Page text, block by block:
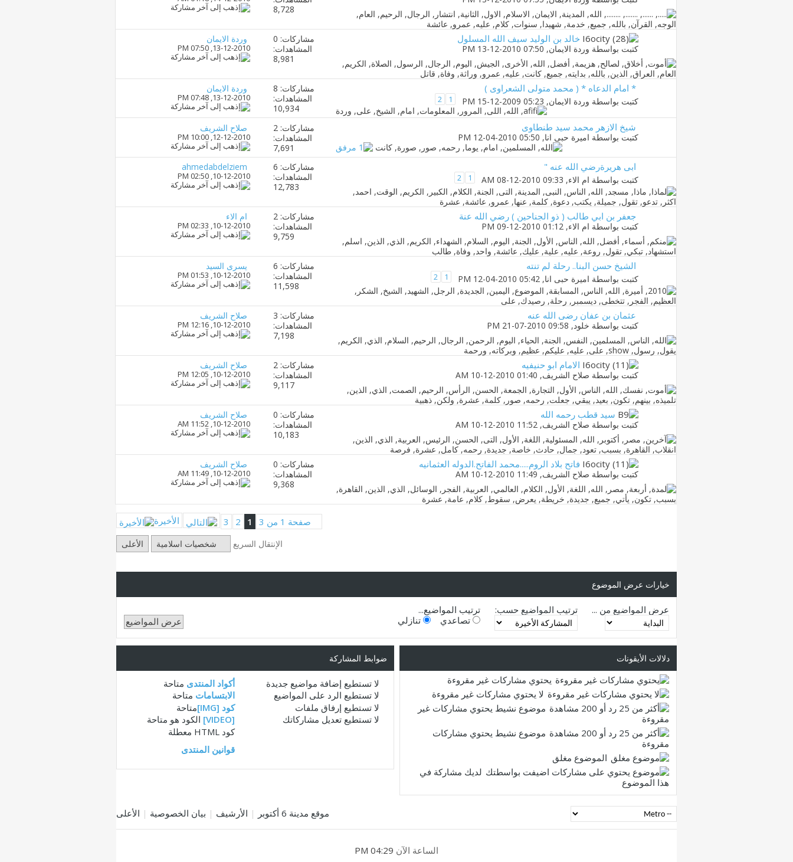
8,728
خالد بن الوليد سيف الله المسلول
كتبت بواسطة وردة الايمان‏, 13-12-2010 07:50 PM
مشاركات: 0
المشاهدات:
8,981
وردة الايمان
13-12-2010,
07:50 PM
* امام الدعاه * ( محمد متولى الشعراوى )
كتبت بواسطة وردة الايمان‏, 15-12-2009 05:23 PM
1
2
مشاركات: 8
المشاهدات:
10,934
وردة الايمان
13-12-2010,
07:48 PM
شيخ الازهر محمد سيد طنطاوى
كتبت بواسطة اميرة حبى انا‏, 12-04-2010 05:50 PM
مشاركات: 2
المشاهدات:
7,691
صلاح الشريف
12-12-2010,
10:00 PM
ابى هريرةرضي الله عنه "
كتبت بواسطة ام الاء‏, 08-12-2010 09:33 AM
1
2
مشاركات: 6
المشاهدات:
12,783
ahmedabdelziem
10-12-2010,
02:50 PM
جعفر بن ابي طالب ( ذو الجناحين ) رضي الله عنة
كتبت بواسطة ام الاء‏, 09-12-2010 01:12 PM
مشاركات: 2
المشاهدات:
9,759
ام الاء
10-12-2010,
02:33 PM
الشيخ حسن البنا.. رحلة لم تنته
كتبت بواسطة اميرة حبى انا‏, 12-04-2010 05:42 PM
1
2
مشاركات: 6
المشاهدات:
11,598
يسرى السيد
10-12-2010,
01:53 PM
عثمان بن عفان رضى الله عنه
كتبت بواسطة خلود‏, 21-07-2010 09:58 PM
مشاركات: 3
المشاهدات:
7,198
صلاح الشريف
10-12-2010,
12:16 PM
الامام ابو حنيفيه
كتبت بواسطة صلاح الشريف‏, 10-12-2010 01:40 AM
مشاركات: 2
المشاهدات:
9,117
صلاح الشريف
10-12-2010,
12:05 PM
سيد قطب رحمه الله
كتبت بواسطة صلاح الشريف‏, 10-12-2010 11:52 AM
مشاركات: 0
المشاهدات:
10,183
صلاح الشريف
10-12-2010,
11:52 AM
فاتح بلاد الروم.....محمد الفاتح.الدوله العثمانيه
كتبت بواسطة صلاح الشريف‏, 10-12-2010 11:49 AM
مشاركات: 0
المشاهدات:
9,368
صلاح الشريف
10-12-2010,
11:49 AM
صفحة 1 من 3 1
2
3 الأخيرة
الإنتقال السريع شخصيات اسلامية الأعلى
خيارات عرض الموضوع
عرض المواضيع من ... ترتيب المواضيع حسب:
ترتيب المواضيع...
تصاعدي
تنازلي
دلالات الأيقونات
يحتوي مشاركات غير مقروءة
لا يحتوي مشاركات غير مقروءة
موضوع نشيط يحتوي مشاركات غير
مقروءة
موضوع نشيط يحتوي مشاركات
مقروءة
الموضوع مغلق
لديك مشاركة في
هذا الموضوع
ضوابط المشاركة
لا تستطيع إضافة مواضيع جديدة
لا تستطيع الرد على المواضيع
لا تستطيع إرفاق ملفات
لا تستطيع تعديل مشاركاتك
أكواد المنتدى متاحة
الابتسامات متاحة
كود [IMG]
متاحة
[VIDEO]
الكود هو متاحة
كود HTML
معطلة
قوانين المنتدى
موقع مدينة 6 أكتوبر | الأرشيف | بيان الخصوصية | الأعلى
الساعة الآن 04:29 PM